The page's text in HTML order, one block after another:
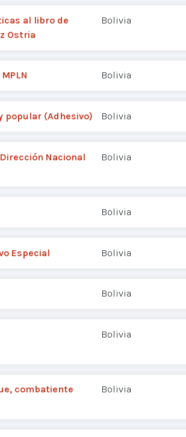
al libro de
Ostria
Bolivia
Bolivia
popular (Adhesivo) Bolivia
Nacional
Bolivia
Bolivia
Especial Bolivia
Bolivia
Bolivia
combatiente
Bolivia